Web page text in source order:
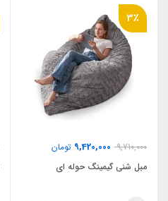
3٪
9,710,000
9,420,000 تومان
مبل شنی گیمینگ حوله ای